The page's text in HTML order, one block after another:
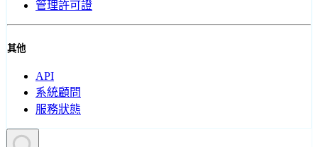
管理許可證
其他
API
系統顧問
服務狀態